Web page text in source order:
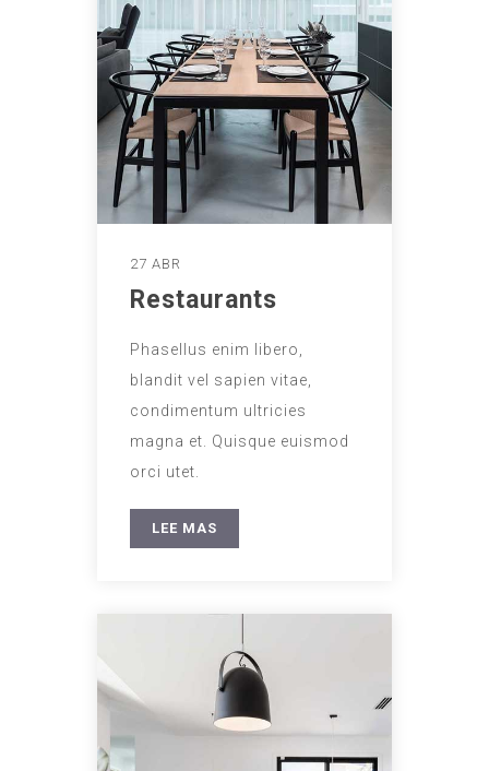
27 ABR
Restaurants
Phasellus enim libero,
blandit vel sapien vitae,
condimentum ultricies
magna et. Quisque euismod
orci utet.
LEE MAS